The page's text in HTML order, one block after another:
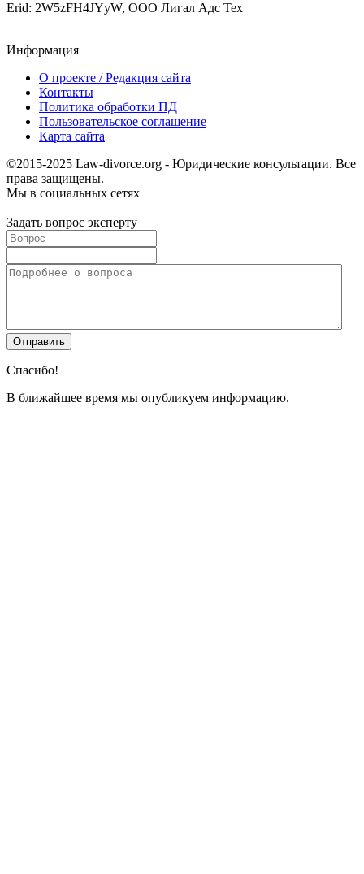
Erid: 2W5zFH4JYyW, ООО Лигал Адс Тех
Информация
О проекте / Редакция сайта
Контакты
Политика обработки ПД
Пользовательское соглашение
Карта сайта
©2015-2025 Law-divorce.org - Юридические консультации. Все
права защищены.
Мы в социальных сетях
Задать вопрос эксперту
Спасибо!
В ближайшее время мы опубликуем информацию.